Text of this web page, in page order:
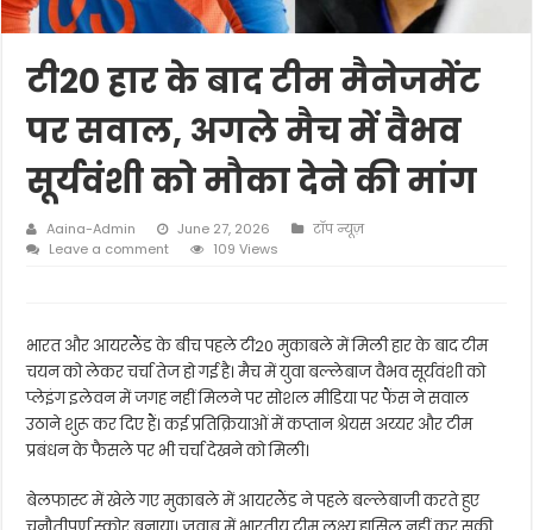
टी20 हार के बाद टीम मैनेजमेंट
पर सवाल, अगले मैच में वैभव
सूर्यवंशी को मौका देने की मांग
Aaina-Admin June 27, 2026
टॉप न्यूज़
Leave a comment
109 Views
भारत और आयरलैंड के बीच पहले टी20 मुकाबले में मिली हार के बाद टीम
चयन को लेकर चर्चा तेज हो गई है। मैच में युवा बल्लेबाज वैभव सूर्यवंशी को
प्लेइंग इलेवन में जगह नहीं मिलने पर सोशल मीडिया पर फैंस ने सवाल
उठाने शुरू कर दिए हैं। कई प्रतिक्रियाओं में कप्तान श्रेयस अय्यर और टीम
प्रबंधन के फैसले पर भी चर्चा देखने को मिली।
बेलफास्ट में खेले गए मुकाबले में आयरलैंड ने पहले बल्लेबाजी करते हुए